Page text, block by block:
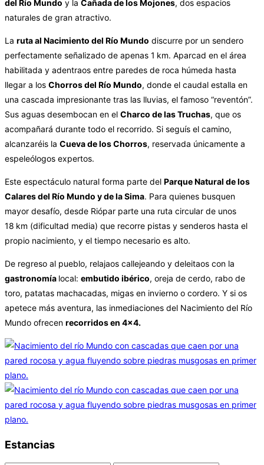
del Río Mundo y la Cañada de los Mojones, dos espacios
naturales de gran atractivo.
La ruta al Nacimiento del Río Mundo discurre por un sendero
perfectamente señalizado de apenas 1 km. Aparcad en el área
habilitada y adentraos entre paredes de roca húmeda hasta
llegar a los Chorros del Río Mundo, donde el caudal estalla en
una cascada impresionante tras las lluvias, el famoso “reventón”.
Sus aguas desembocan en el Charco de las Truchas, que os
acompañará durante todo el recorrido. Si seguís el camino,
alcanzaréis la Cueva de los Chorros, reservada únicamente a
espeleólogos expertos.
Este espectáculo natural forma parte del Parque Natural de los
Calares del Río Mundo y de la Sima. Para quienes busquen
mayor desafío, desde Riópar parte una ruta circular de unos
18 km (dificultad media) que recorre pistas y senderos hasta el
propio nacimiento, y el tiempo necesario es alto.
De regreso al pueblo, relajaos callejeando y deleitaos con la
gastronomía local: embutido ibérico, oreja de cerdo, rabo de
toro, patatas machacadas, migas en invierno o cordero. Y si os
apetece más aventura, las inmediaciones del Nacimiento del Río
Mundo ofrecen recorridos en 4×4.
Estancias